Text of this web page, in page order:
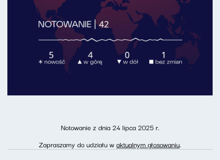
Notowanie z dnia 24 lipca 2025 r.
Zapraszamy do udziału waktualnym głosowaniu.